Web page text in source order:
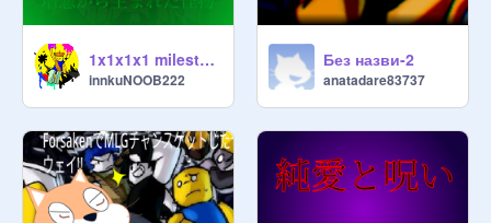
1x1x1x1 milestone 4
innkuNOOB222
Без назви-2
anatadare83737